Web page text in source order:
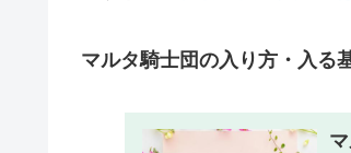
マルタ騎士団の入り方・入る